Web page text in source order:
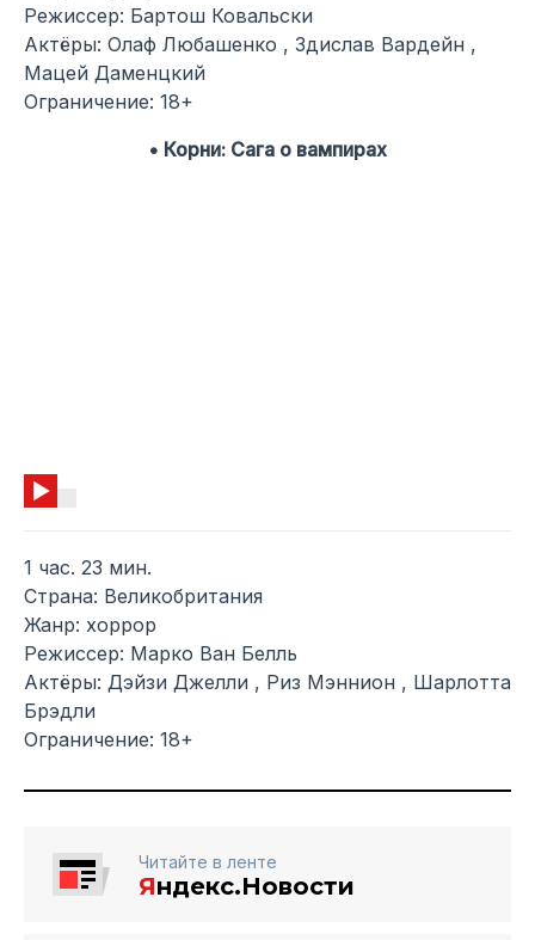
Режиссер: Бартош Ковальски
Актёры: Олаф Любашенко , Здислав Вардейн ,
Мацей Даменцкий
Ограничение: 18+
• Корни: Сага о вампирах
1 час. 23 мин.
Страна: Великобритания
Жанр: хоррор
Режиссер: Марко Ван Белль
Актёры: Дэйзи Джелли , Риз Мэннион , Шарлотта
Брэдли
Ограничение: 18+
Читайте в ленте
Яндекс.Новости